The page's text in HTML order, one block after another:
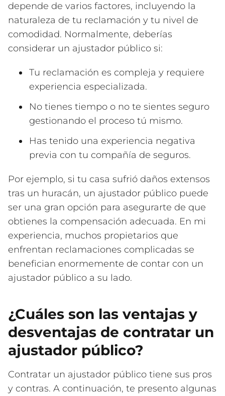
depende de varios factores, incluyendo la
naturaleza de tu reclamación y tu nivel de
comodidad. Normalmente, deberías
considerar un ajustador público si:
Tu reclamación es compleja y requiere
experiencia especializada.
No tienes tiempo o no te sientes seguro
gestionando el proceso tú mismo.
Has tenido una experiencia negativa
previa con tu compañía de seguros.
Por ejemplo, si tu casa sufrió daños extensos
tras un huracán, un ajustador público puede
ser una gran opción para asegurarte de que
obtienes la compensación adecuada. En mi
experiencia, muchos propietarios que
enfrentan reclamaciones complicadas se
benefician enormemente de contar con un
ajustador público a su lado.
¿Cuáles son las ventajas y
desventajas de contratar un
ajustador público?
Contratar un ajustador público tiene sus pros
y contras. A continuación, te presento algunas